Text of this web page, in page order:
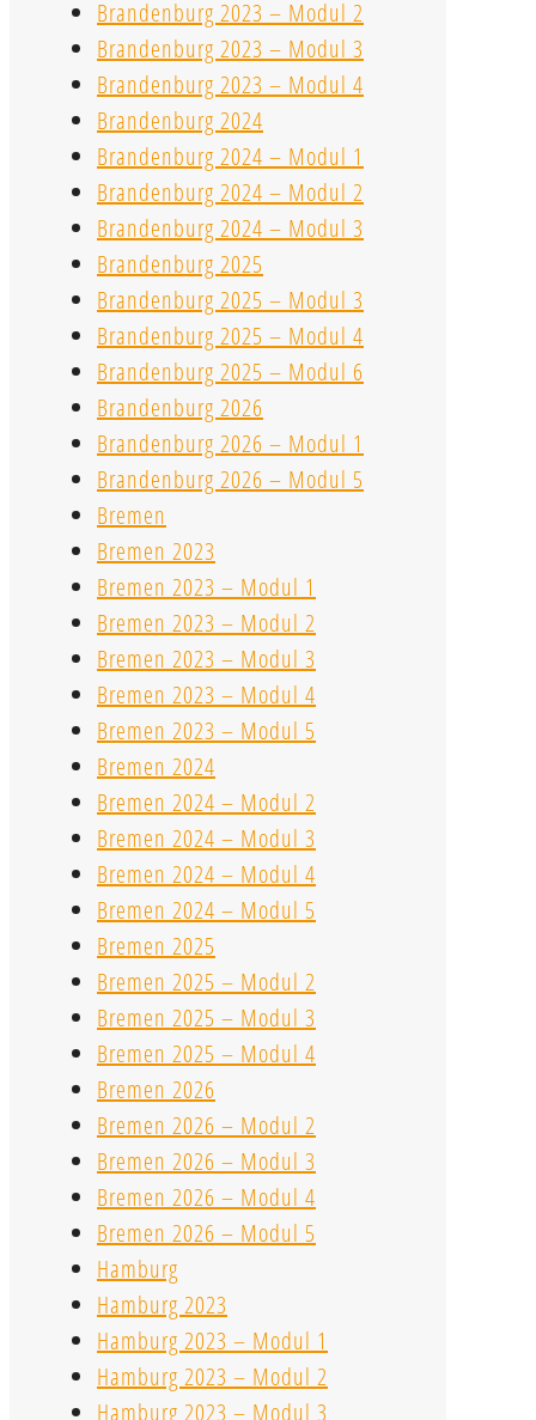
Brandenburg 2023 – Modul 2
Brandenburg 2023 – Modul 3
Brandenburg 2023 – Modul 4
Brandenburg 2024
Brandenburg 2024 – Modul 1
Brandenburg 2024 – Modul 2
Brandenburg 2024 – Modul 3
Brandenburg 2025
Brandenburg 2025 – Modul 3
Brandenburg 2025 – Modul 4
Brandenburg 2025 – Modul 6
Brandenburg 2026
Brandenburg 2026 – Modul 1
Brandenburg 2026 – Modul 5
Bremen
Bremen 2023
Bremen 2023 – Modul 1
Bremen 2023 – Modul 2
Bremen 2023 – Modul 3
Bremen 2023 – Modul 4
Bremen 2023 – Modul 5
Bremen 2024
Bremen 2024 – Modul 2
Bremen 2024 – Modul 3
Bremen 2024 – Modul 4
Bremen 2024 – Modul 5
Bremen 2025
Bremen 2025 – Modul 2
Bremen 2025 – Modul 3
Bremen 2025 – Modul 4
Bremen 2026
Bremen 2026 – Modul 2
Bremen 2026 – Modul 3
Bremen 2026 – Modul 4
Bremen 2026 – Modul 5
Hamburg
Hamburg 2023
Hamburg 2023 – Modul 1
Hamburg 2023 – Modul 2
Hamburg 2023 – Modul 3